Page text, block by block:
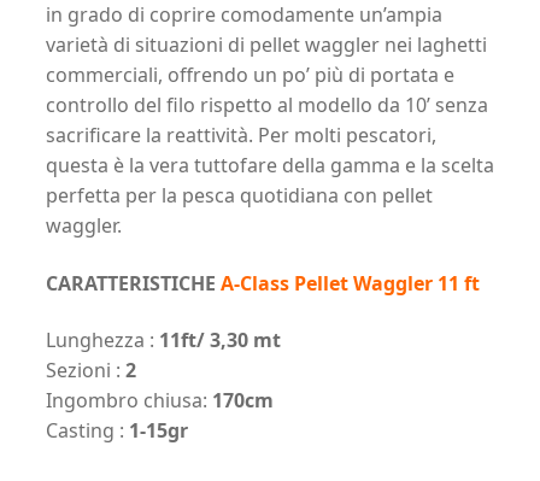
in grado di coprire comodamente un’ampia
varietà di situazioni di pellet waggler nei laghetti
commerciali, offrendo un po’ più di portata e
controllo del filo rispetto al modello da 10’ senza
sacrificare la reattività. Per molti pescatori,
questa è la vera tuttofare della gamma e la scelta
perfetta per la pesca quotidiana con pellet
waggler.
CARATTERISTICHE A-Class Pellet Waggler 11 ft
Lunghezza : 11ft/ 3,30 mt
Sezioni : 2
Ingombro chiusa: 170cm
Casting : 1-15gr